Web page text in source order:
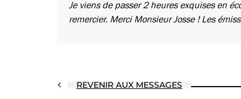
Je viens de passer 2 heures exquises en
remercier. Merci Monsieur Josse ! Les
REVENIR AUX MESSAGES